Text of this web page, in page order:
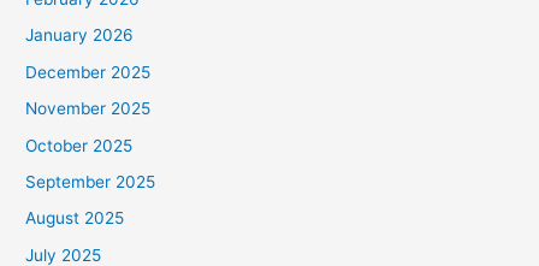
January 2026
December 2025
November 2025
October 2025
September 2025
August 2025
July 2025